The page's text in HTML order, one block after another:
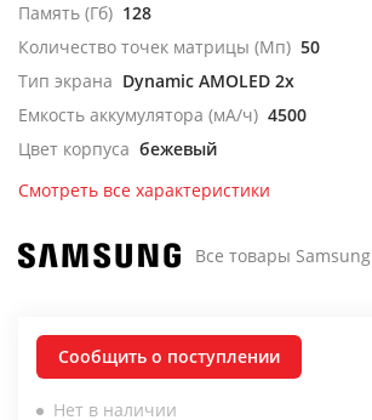
Память (Гб) 128
Количество точек матрицы (Мп) 50
Тип экрана Dynamic AMOLED 2x
Емкость аккумулятора (мА/ч) 4500
Цвет корпуса бежевый
Смотреть все характеристики
Все товары Samsung
Сообщить о поступлении
Нет в наличии